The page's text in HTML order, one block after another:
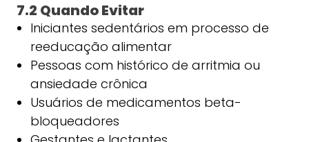
7.2 Quando Evitar
Iniciantes sedentários em processo de
reeducação alimentar
Pessoas com histórico de arritmia ou
ansiedade crônica
Usuários de medicamentos beta-
bloqueadores